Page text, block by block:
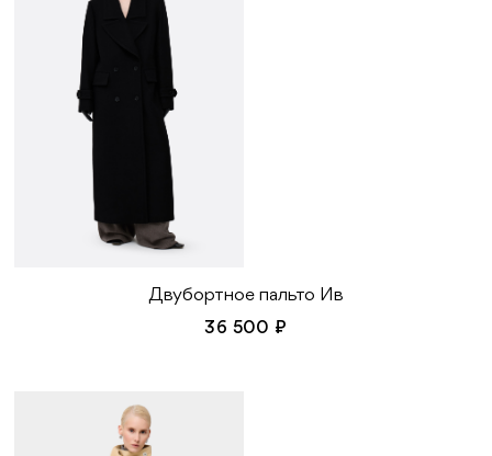
Двубортное пальто Ив
36 500 ₽